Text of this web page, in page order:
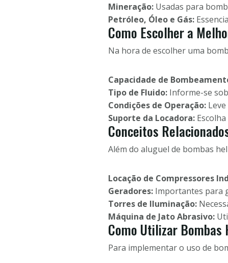
Mineração: Usadas para
Petróleo, Óleo e Gás:
Como Escolher a
Na hora de escolher uma
Capacidade de
Tipo de Fluido: Informe-se
Condições de Operação:
Suporte da Locadora:
Conceitos
Além do aluguel de bombas
Locação de Compressores
Geradores: Importantes para
Torres de Iluminação:
Máquina de Jato Abrasivo:
Como Utilizar Bombas
Para implementar o uso de